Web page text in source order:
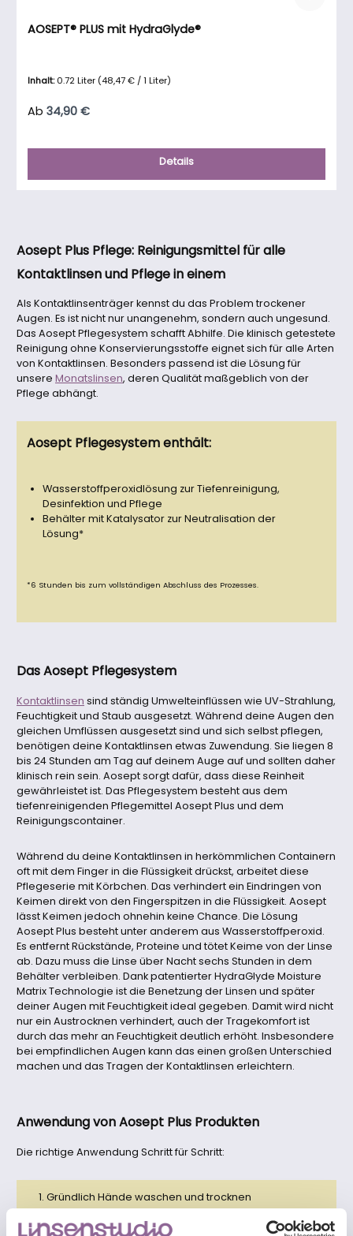
AOSEPT® PLUS mit HydraGlyde®
Inhalt:0.72 Liter (48,47 € / 1 Liter)
Regulärer Preis:
Ab 34,90 €
Details
Aosept Plus Pflege: Reinigungsmittel für alle
Kontaktlinsen und Pflege in einem
Als Kontaktlinsenträger kennst du das Problem trockener
Augen. Es ist nicht nur unangenehm, sondern auch ungesund.
Das Aosept Pflegesystem schafft Abhilfe. Die klinisch getestete
Reinigung ohne Konservierungsstoffe eignet sich für alle Arten
von Kontaktlinsen. Besonders passend ist die Lösung für
unsere Monatslinsen, deren Qualität maßgeblich von der
Pflege abhängt.
Aosept Pflegesystem enthält:
Wasserstoffperoxidlösung zur Tiefenreinigung,
Desinfektion und Pflege
Behälter mit Katalysator zur Neutralisation der
Lösung*
*6 Stunden bis zum vollständigen Abschluss des Prozesses.
Das Aosept Pflegesystem
Kontaktlinsen sind ständig Umwelteinflüssen wie UV-Strahlung,
Feuchtigkeit und Staub ausgesetzt. Während deine Augen den
gleichen Umflüssen ausgesetzt sind und sich selbst pflegen,
benötigen deine Kontaktlinsen etwas Zuwendung. Sie liegen 8
bis 24 Stunden am Tag auf deinem Auge auf und sollten daher
klinisch rein sein. Aosept sorgt dafür, dass diese Reinheit
gewährleistet ist. Das Pflegesystem besteht aus dem
tiefenreinigenden Pflegemittel Aosept Plus und dem
Reinigungscontainer.
Während du deine Kontaktlinsen in herkömmlichen Containern
oft mit dem Finger in die Flüssigkeit drückst, arbeitet diese
Pflegeserie mit Körbchen. Das verhindert ein Eindringen von
Keimen direkt von den Fingerspitzen in die Flüssigkeit. Aosept
lässt Keimen jedoch ohnehin keine Chance. Die Lösung
Aosept Plus besteht unter anderem aus Wasserstoffperoxid.
Es entfernt Rückstände, Proteine und tötet Keime von der Linse
ab. Dazu muss die Linse über Nacht sechs Stunden in dem
Behälter verbleiben. Dank patentierter HydraGlyde Moisture
Matrix Technologie ist die Benetzung der Linsen und später
deiner Augen mit Feuchtigkeit ideal gegeben. Damit wird nicht
nur ein Austrocknen verhindert, auch der Tragekomfort ist
durch das mehr an Feuchtigkeit deutlich erhöht. Insbesondere
bei empfindlichen Augen kann das einen großen Unterschied
machen und das Tragen der Kontaktlinsen erleichtern.
Anwendung von Aosept Plus Produkten
Die richtige Anwendung Schritt für Schritt:
Gründlich Hände waschen und trocknen
Linse für rechts und links einzeln herausnehmen und in
vorgesehenes Körbchen legen